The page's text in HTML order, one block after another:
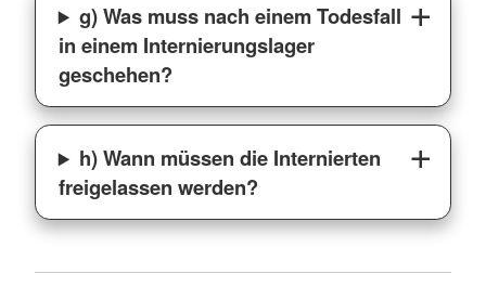
g) Was muss nach einem Todesfall
in einem Internierungslager
geschehen?
h) Wann müssen die Internierten
freigelassen werden?